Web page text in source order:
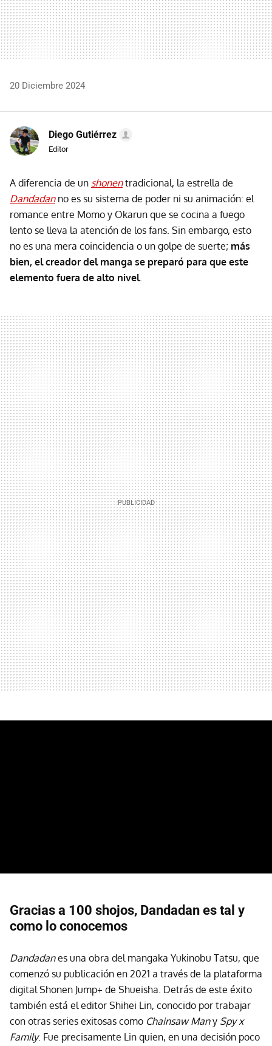
20 Diciembre 2024
Diego Gutiérrez
Editor
A diferencia de un shonentradicional, la estrella de
Dandadanno es su sistema de poder ni su animación: el
romance entre Momo y Okarun que se cocina a fuego
lento se lleva la atención de los fans. Sin embargo, esto
no es una mera coincidencia o un golpe de suerte; más
bien, el creador del manga se preparó para que este
elemento fuera de alto nivel.
Gracias a 100 shojos, Dandadan es tal y
como lo conocemos
Dandadanes una obra del mangaka Yukinobu Tatsu, que
comenzó su publicación en 2021 a través de la plataforma
digital Shonen Jump+ de Shueisha. Detrás de este éxito
también está el editor Shihei Lin, conocido por trabajar
con otras series exitosas como Chainsaw Many Spy x
Family. Fue precisamente Lin quien, en una decisión poco